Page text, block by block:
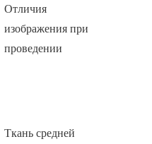
Отличия
изображения при
проведении
Ткань средней